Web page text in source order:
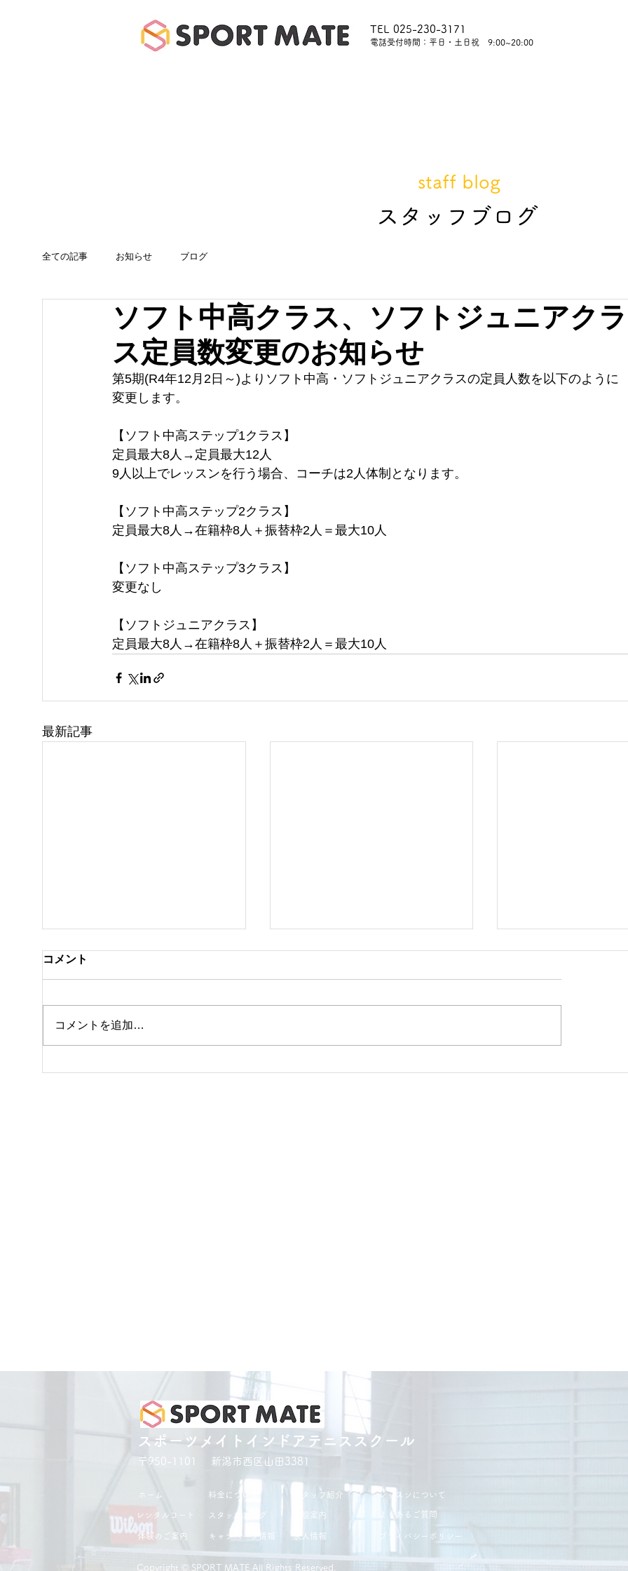
TEL 025-230-3171
​電話受付時間：平日・土日祝 9:00~20:00
全ての記事 お知らせ ブログ
ソフト中高クラス、ソフトジュニアクラ
ス定員数変更のお知らせ
第5期(R4年12月2日～)よりソフト中高・ソフトジュニアクラスの定員人数を以下のように
変更します。
【ソフト中高ステップ1クラス】
定員最大8人→定員最大12人
9人以上でレッスンを行う場合、コーチは2人体制となります。
【ソフト中高ステップ2クラス】
定員最大8人→在籍枠8人＋振替枠2人＝最大10人
【ソフト中高ステップ3クラス】
変更なし
【ソフトジュニアクラス】
定員最大8人→在籍枠8人＋振替枠2人＝最大10人
最新記事
休館日のお知らせ
テニス体験会のご案内
コメント
コメントを追加…
​スタッフブログ
staff blog
スポーツメイトインドアテニススクール
求人情報
ホーム スタッフ紹介
レンタルコート
レッスンについて
キャンペーン情報
〒950-1101 新潟市西区山田3381
スタッフブログ よくあるご質問
Copyright ©︎ SPORT MATE All Rights Reserved.
プライバシーポリシー
料金について
施設案内
体験のご案内